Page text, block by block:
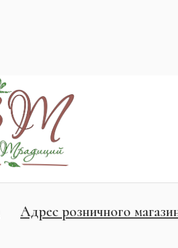
Адрес розничного